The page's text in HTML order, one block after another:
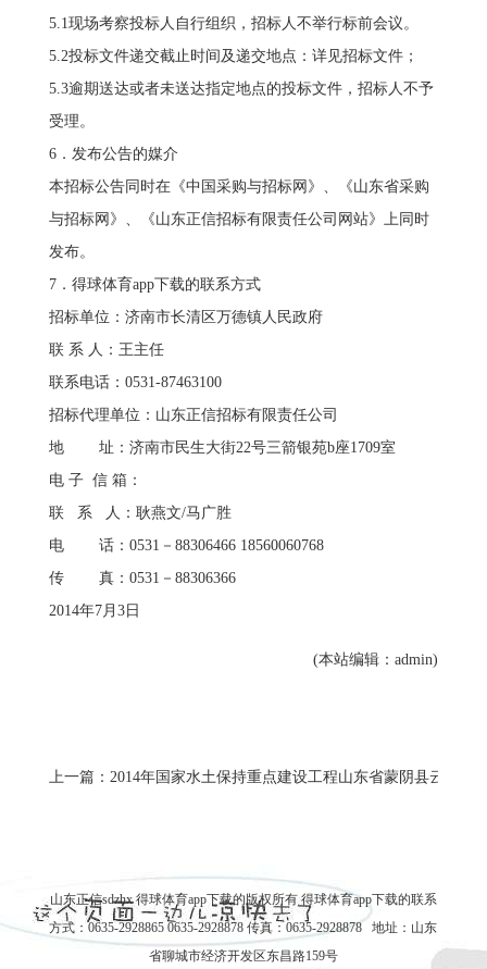
5.1现场考察投标人自行组织，招标人不举行标前会议。
5.2投标文件递交截止时间及递交地点：详见招标文件；
5.3逾期送达或者未送达指定地点的投标文件，招标人不予
受理。
6．发布公告的媒介
本招标公告同时在《中国采购与招标网》、《山东省采购
与招标网》、《山东正信招标有限责任公司网站》上同时
发布。
7．得球体育app下载的联系方式
招标单位：济南市长清区万德镇人民政府
联 系 人：王主任
联系电话：0531-87463100
招标代理单位：山东正信招标有限责任公司
地 址：济南市民生大街22号三箭银苑b座1709室
电 子 信 箱：
联 系 人：耿燕文/马广胜
电 话：0531－88306466 18560060768
传 真：0531－88306366
2014年7月3日
(本站编辑：admin)
上一篇：2014年国家水土保持重点建设工程山东省蒙阴县云蒙项
山东正信sdzhx 得球体育app下载的版权所有得球体育app下载的联系
方式 ：0635-2928865 0635-2928878 传真：0635-2928878 地址：山东
省聊城市经济开发区东昌路159号